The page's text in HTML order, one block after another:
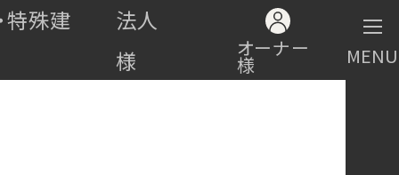
特殊建
法人
様
オーナー
様 MENU